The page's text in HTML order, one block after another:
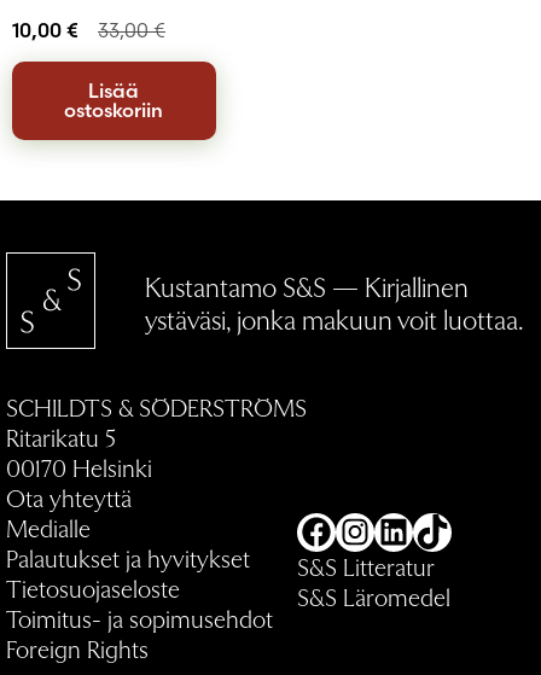
10,00 € 33,00€
Lisää
ostoskoriin
Kustantamo S&S — Kirjallinen
ystäväsi, jonka makuun voit luottaa.
SCHILDTS & SÖDERSTRÖMS
Ritarikatu 5
00170 Helsinki
Ota yhteyttä
Medialle
Palautukset ja hyvitykset
Tietosuojaseloste
Toimitus- ja sopimusehdot
Foreign Rights
Facebook
Instagram
LinkedIn
TikTok
S&S Litteratur
S&S Läromedel